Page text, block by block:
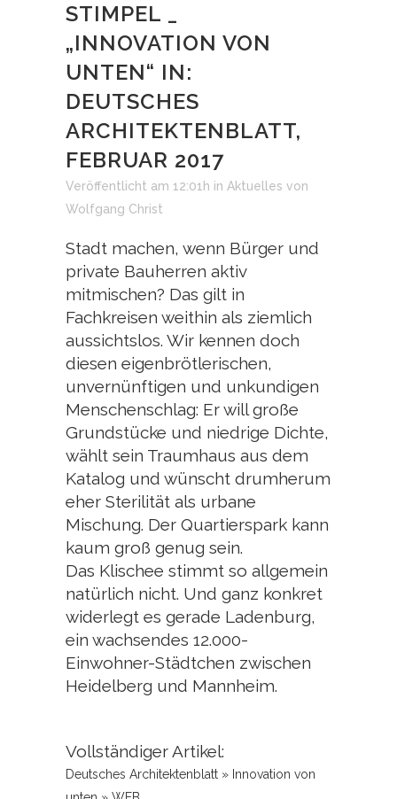
STIMPEL _
„INNOVATION VON
UNTEN“ IN:
DEUTSCHES
ARCHITEKTENBLATT,
FEBRUAR 2017
Veröffentlicht am 12:01h in Aktuelles von
Wolfgang Christ
Stadt machen, wenn Bürger und
private Bauherren aktiv
mitmischen? Das gilt in
Fachkreisen weithin als ziemlich
aussichtslos. Wir kennen doch
diesen eigenbrötlerischen,
unvernünftigen und unkundigen
Menschenschlag: Er will große
Grundstücke und niedrige Dichte,
wählt sein Traumhaus aus dem
Katalog und wünscht drumherum
eher Sterilität als urbane
Mischung. Der Quartierspark kann
kaum groß genug sein.
Das Klischee stimmt so allgemein
natürlich nicht. Und ganz konkret
widerlegt es gerade Ladenburg,
ein wachsendes 12.000-
Einwohner-Städtchen zwischen
Heidelberg und Mannheim.
Vollständiger Artikel:
Deutsches Architektenblatt » Innovation von